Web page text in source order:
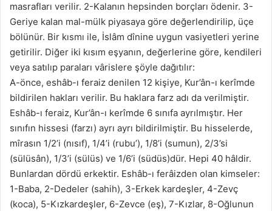
masrafları verilir. 2-Kalanın hepsinden borçları ödenir. 3-
Geriye kalan mal-mülk piyasaya göre değerlendirilip, üçe
bölünür. Bir kısmı ile, İslâm dînine uygun vasiyetleri yerine
getirilir. Diğer iki kısım eşyanın, değerlerine göre, kendileri
veya satılıp paraları vârislere şöyle dağıtılır:
A-önce, eshâb-ı feraiz denilen 12 kişiye, Kur’ân-ı kerîmde
bildirilen hakları verilir. Bu haklara farz adı da verilmiştir.
Eshâb-ı feraiz, Kur’ân-ı kerîmde 6 sınıfa ayrılmıştır. Her
sınıfın hissesi (farzı) ayrı ayrı bildirilmiştir. Bu hisselerde,
mîrasın 1/2’i (nısıf), 1/4’i (rubu’), 1/8’i (sumun), 2/3’si
(sülüsân), 1/3’i (sülüs) ve 1/6’i (südüs)dür. Hepi 40 hâldir.
Bunlardan dördü erkektir. Eshâb-ı ferâizden olan kimseler:
1-Baba, 2-Dedeler (sahih), 3-Erkek kardeşler, 4-Zevç
(koca), 5-Kızkardeşler, 6-Zevce (eş), 7-Kızlar, 8-Oğlunun